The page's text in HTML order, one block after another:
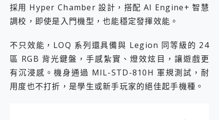
採用 Hyper Chamber 設計，搭配 AI Engine+ 智慧
調校，即使是入門機型，也能穩定發揮效能。
不只效能，LOQ 系列還具備與 Legion 同等級的 24
區 RGB 背光鍵盤，手感紮實、燈效炫目，讓遊戲更
有沉浸感。機身通過 MIL-STD-810H 軍規測試，耐
用度也不打折，是學生或新手玩家的絕佳起手機種。